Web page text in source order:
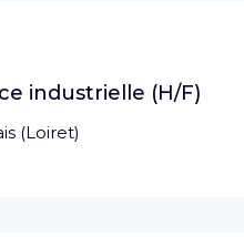
industrielle (H/F)
(Loiret)